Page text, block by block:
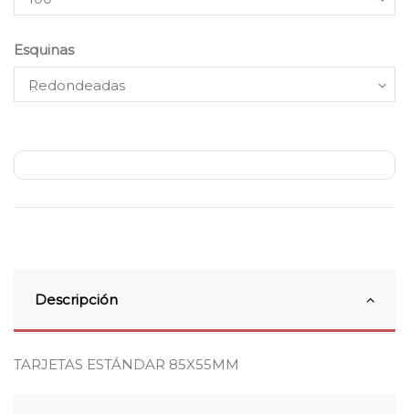
Esquinas
Descripción
TARJETAS ESTÁNDAR 85X55MM